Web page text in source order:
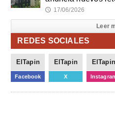
🕔 17/06/2026
Leer
REDES SOCIALES
ElTapin
Facebook
ElTapin
X
ElTapin